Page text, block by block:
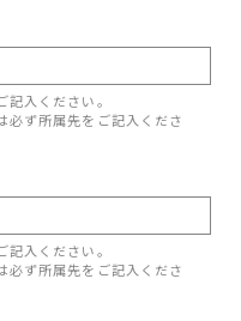
入ください。
必ず所属先をご記入くださ
入ください。
必ず所属先をご記入くださ